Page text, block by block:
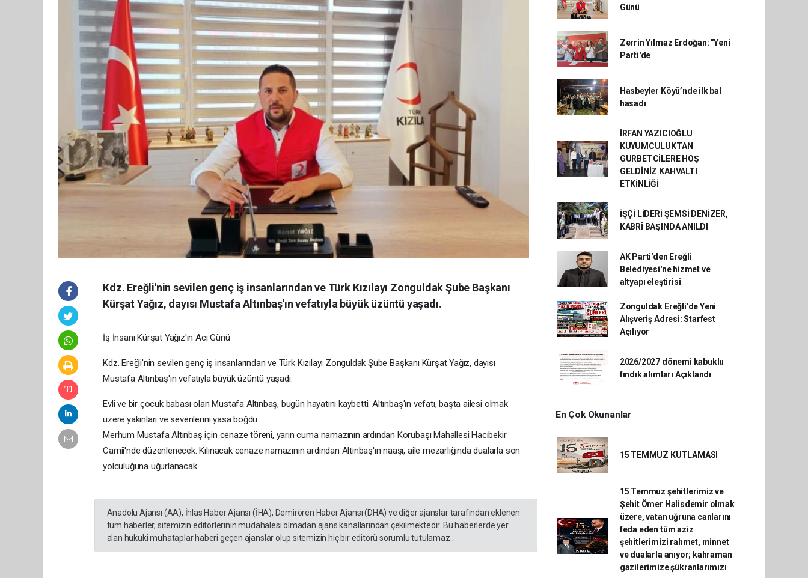
Kdz. Ereğli'nin sevilen genç iş insanlarından ve Türk Kızılayı Zonguldak Şube Başkanı
Kürşat Yağız, dayısı Mustafa Altınbaş'ın vefatıyla büyük üzüntü yaşadı.
İş İnsanı Kürşat Yağız'ın Acı Günü
Kdz. Ereğli'nin sevilen genç iş insanlarından ve Türk Kızılayı Zonguldak Şube Başkanı Kürşat Yağız, dayısı
Mustafa Altınbaş'ın vefatıyla büyük üzüntü yaşadı.
Evli ve bir çocuk babası olan Mustafa Altınbaş, bugün hayatını kaybetti. Altınbaş'ın vefatı, başta ailesi olmak
üzere yakınları ve sevenlerini yasa boğdu.
Merhum Mustafa Altınbaş için cenaze töreni, yarın cuma namazının ardından Korubaşı Mahallesi Hacıbekir
Camii'nde düzenlenecek. Kılınacak cenaze namazının ardından Altınbaş'ın naaşı, aile mezarlığında dualarla son
yolculuğuna uğurlanacak
Anadolu Ajansı (AA), İhlas Haber Ajansı (İHA), Demirören Haber Ajansı (DHA) ve diğer ajanslar tarafından eklenen
tüm haberler, sitemizin editörlerinin müdahalesi olmadan ajans kanallarından çekilmektedir. Bu haberlerde yer
alan hukuki muhataplar haberi geçen ajanslar olup sitemizin hiç bir editörü sorumlu tutulamaz...
Günü
Zerrin Yılmaz Erdoğan: "Yeni
Parti'de
Hasbeyler Köyü’nde ilk bal
hasadı
İRFAN YAZICIOĞLU
KUYUMCULUKTAN
GURBETCİLERE HOŞ
GELDİNİZ KAHVALTI
ETKİNLİĞİ
İŞÇİ LİDERİ ŞEMSİ DENİZER,
KABRİ BAŞINDA ANILDI
AK Parti'den Ereğli
Belediyesi'ne hizmet ve
altyapı eleştirisi
Zonguldak Ereğli’de Yeni
Alışveriş Adresi: Starfest
Açılıyor
2026/2027 dönemi kabuklu
fındık alımları Açıklandı
En Çok Okunanlar
15 TEMMUZ KUTLAMASI
15 Temmuz şehitlerimiz ve
Şehit Ömer Halisdemir olmak
üzere, vatan uğruna canlarını
feda eden tüm aziz
şehitlerimizi rahmet, minnet
ve dualarla anıyor; kahraman
gazilerimize şükranlarımızı